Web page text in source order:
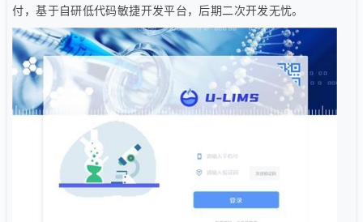
付，基于自研低代码敏捷开发平台，后期二次开发无忧。